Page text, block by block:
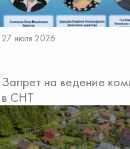
27 июля 2026
Запрет на ведение
в СНТ